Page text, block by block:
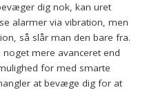
dig nok, kan uret
alarmer via vibration, men
så slår man den bare fra.
noget mere avanceret end
for med smarte
at bevæge dig for at